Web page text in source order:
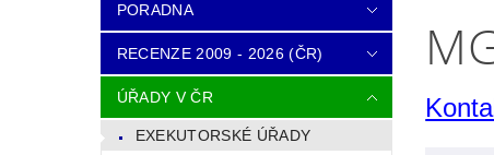
PORADNA
RECENZE 2009 - 2026 (ČR)
ÚŘADY V ČR
EXEKUTORSKÉ ÚŘADY